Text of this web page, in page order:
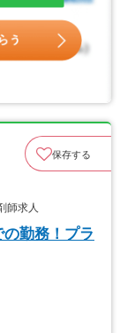
保存する
師求人
の勤務！プラ